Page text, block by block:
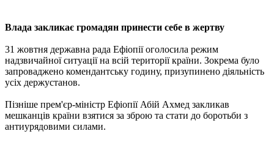
Влада закликає громадян принести себе в жертву
31 жовтня державна рада Ефіопії оголосила режим
надзвичайної ситуації на всій території країни. Зокрема було
запроваджено комендантську годину, призупинено діяльність
усіх держустанов.
Пізніше прем'єр-міністр Ефіопії Абій Ахмед закликав
мешканців країни взятися за зброю та стати до боротьби з
антиурядовими силами.